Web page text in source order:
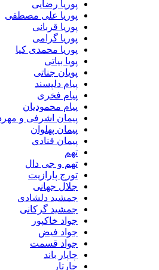
پوریا رضایی
پوریا علی مصطفی
پوریا قربانی
پوریا گرامی
پوریا محمدی کیا
پویا بیاتی
پویان جناتی
پیام دلپسند
پیام فخری
پیام محمودیان
پیمان اشرفی و مهرداد قیمنی
پیمان پهلوان
پیمان قنادی
تهم و جی دال
تورج پارازیت
جلال جهانی
جمشید دلشادی
جمشید گرکانی
جواد خاکپور
جواد فیض
جواد قسمت
چاپار باند